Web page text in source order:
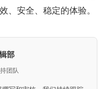
、安全、稳定的体验。
部
团队